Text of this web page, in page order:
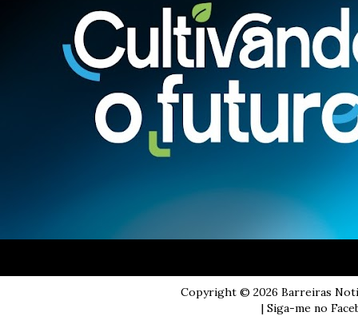
Copyright © 2026 Barreiras
| Siga-me no